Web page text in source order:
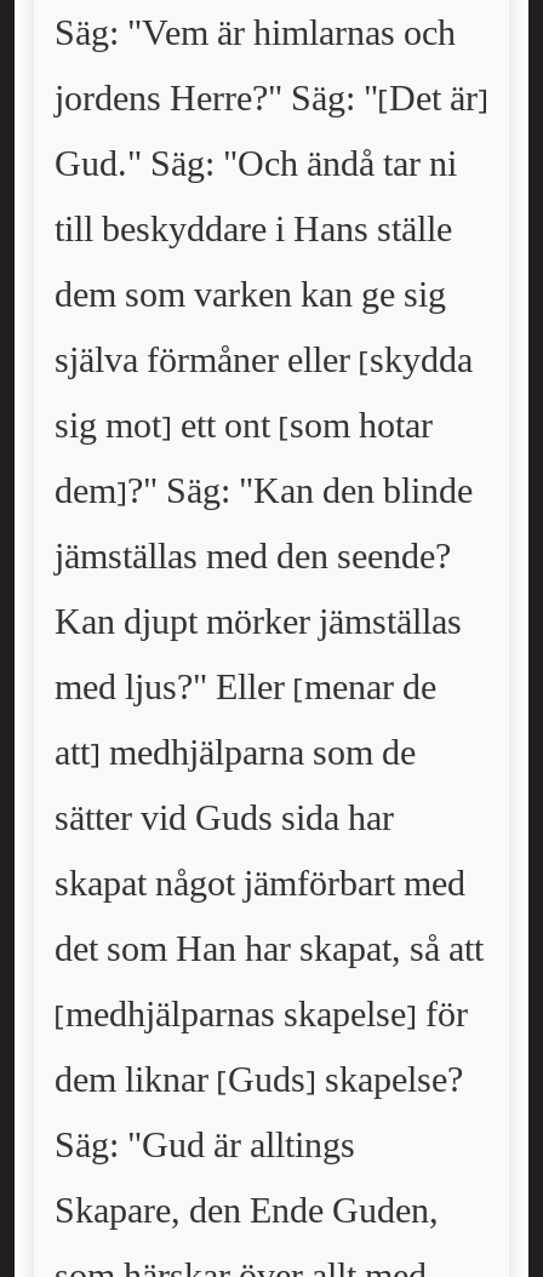
Säg: "Vem är himlarnas och
jordens Herre?" Säg: "[Det är]
Gud." Säg: "Och ändå tar ni
till beskyddare i Hans ställe
dem som varken kan ge sig
själva förmåner eller [skydda
sig mot] ett ont [som hotar
dem]?" Säg: "Kan den blinde
jämställas med den seende?
Kan djupt mörker jämställas
med ljus?" Eller [menar de
att] medhjälparna som de
sätter vid Guds sida har
skapat något jämförbart med
det som Han har skapat, så att
[medhjälparnas skapelse] för
dem liknar [Guds] skapelse?
Säg: "Gud är alltings
Skapare, den Ende Guden,